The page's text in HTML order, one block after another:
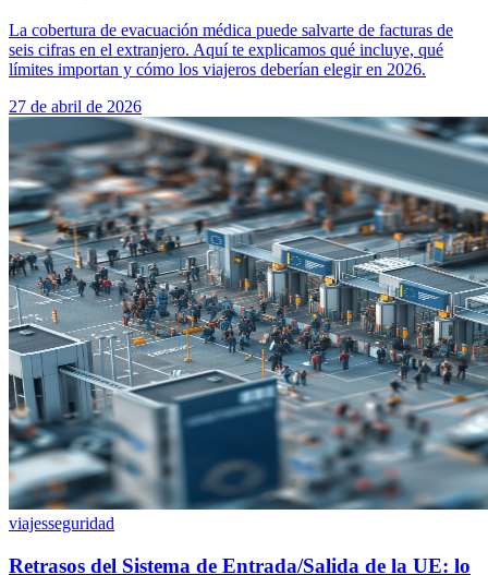
La cobertura de evacuación médica puede salvarte de facturas de
seis cifras en el extranjero. Aquí te explicamos qué incluye, qué
límites importan y cómo los viajeros deberían elegir en 2026.
27 de abril de 2026
viajesseguridad
Retrasos del Sistema de Entrada/Salida de la UE: lo